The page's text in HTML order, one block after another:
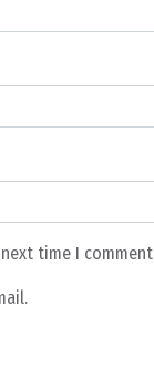
time I comment